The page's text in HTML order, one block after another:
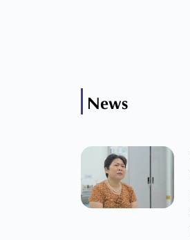
News